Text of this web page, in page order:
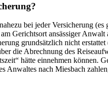
bei jeder Versicherung
Gerichtsort ansässiger
grundsätzlich nicht
die Abrechnung des
hätte einnehmen
nach Miesbach